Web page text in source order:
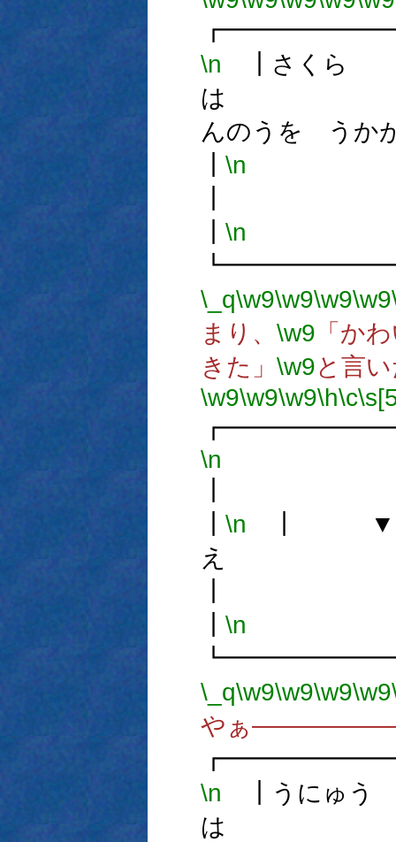
\n ┃さくら
んのうを
\n
\n
\_q\w9\w9\w9\w9
まり、 \w9 「か
きた」 \w9と言
\w9\w9\w9\h\c
\n
\n ┃ ▼
え
\n
\_q\w9\w9\w9\w9
やぁ――――――
\n ┃うにゅう